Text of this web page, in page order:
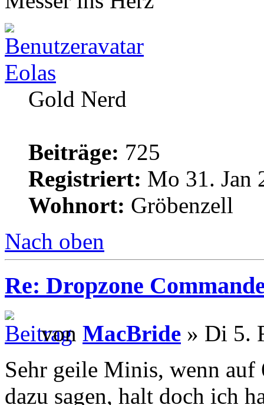
Eolas
Gold Nerd
Beiträge: 725
Registriert: Mo 31. Jan
Wohnort: Gröbenzell
Nach oben
Re: Dropzone
von MacBride » Di 5.
Sehr geile Minis, wenn
dazu sagen, halt doch ich